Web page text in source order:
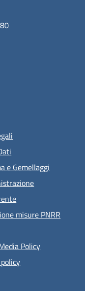
e Gemellaggi
misure PNRR
Policy